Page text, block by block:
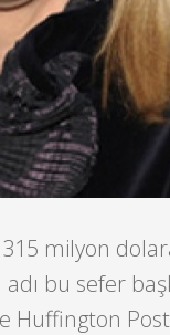
315 milyon
bu sefer
Huffington